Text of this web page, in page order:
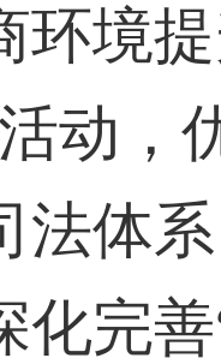
环境
动，
法体
化完